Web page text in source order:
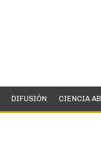
DIFUSIÓN CIENCIA